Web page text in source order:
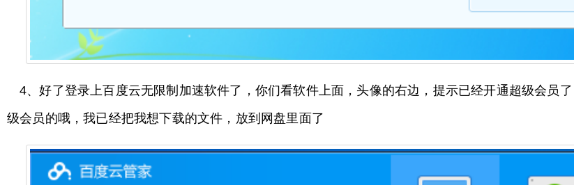
4、好了登录上百度云无限制加速软件了，你们看软件上面，头像的右边，提示已经开通超级会员
级会员的哦，我已经把我想下载的文件，放到网盘里面了